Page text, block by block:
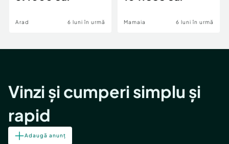
Arad 6 luni în urmă Mamaia 6 luni în urmă
Vinzi și cumperi simplu și
rapid
Adaugă anunț